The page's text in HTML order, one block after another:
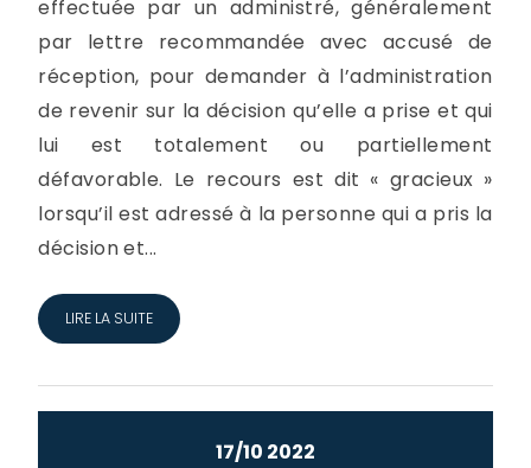
effectuée par un administré, généralement
par lettre recommandée avec accusé de
réception, pour demander à l’administration
de revenir sur la décision qu’elle a prise et qui
lui est totalement ou partiellement
défavorable. Le recours est dit « gracieux »
lorsqu’il est adressé à la personne qui a pris la
décision et...
LIRE LA SUITE
17/10 2022